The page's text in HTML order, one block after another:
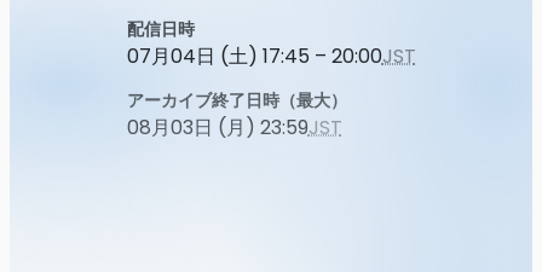
配信日時
07月04日 (土) 17:45 – 20:00JST
アーカイブ終了日時（最大）
08月03日 (月) 23:59JST